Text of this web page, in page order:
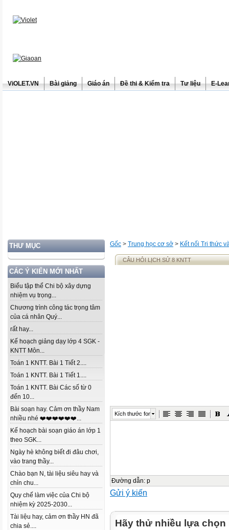
ViOLET.VN Bài giảng Giáo án Đề thi & Kiểm tra Tư liệu E-
THƯ MỤC
CÁC Ý KIẾN MỚI NHẤT
Biểu tập thể Chi bộ xây dựng
nhiệm vụ trọng...
Chương trình công tác trọng tâm
của cá nhân Quý...
rất hay...
Kế hoạch giảng dạy lớp 4 SGK -
KNTT Môn...
Toán 1 KNTT. Bài 1 Tiết 2....
Toán 1 KNTT. Bài 1 Tiết 1....
Toán 1 KNTT. Bài Các số từ 0
đến 10...
Bài soạn hay. Cảm ơn thầy Nam
nhiều nhé ❤️❤️❤️❤️❤️❤️...
Kế hoạch bài soạn giáo án lớp 1
theo SGK...
Ngày hè không biết đi đâu chơi,
vào trang thầy...
Chào bạn N, tài liệu siêu hay và
chỉn chu...
Quy chế làm việc của Chi bộ
nhiệm kỳ 2025-2030...
Tài liệu hay, cảm ơn thầy HN đã
chia sẻ....
Gốc > Trung học cơ sở > Kết nối Tri thức
CÂU HỎI LỊCH SỬ 8 KNTT
Kích thước font
Đường dẫn: p
Gửi ý kiến
Hãy thử nhiều lựa chọn